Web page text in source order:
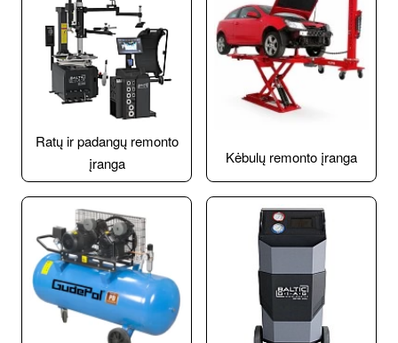
Ratų ir padangų remonto
įranga
Kėbulų remonto įranga